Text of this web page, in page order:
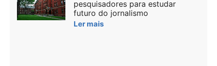
pesquisadores para estudar
futuro do jornalismo
Ler mais